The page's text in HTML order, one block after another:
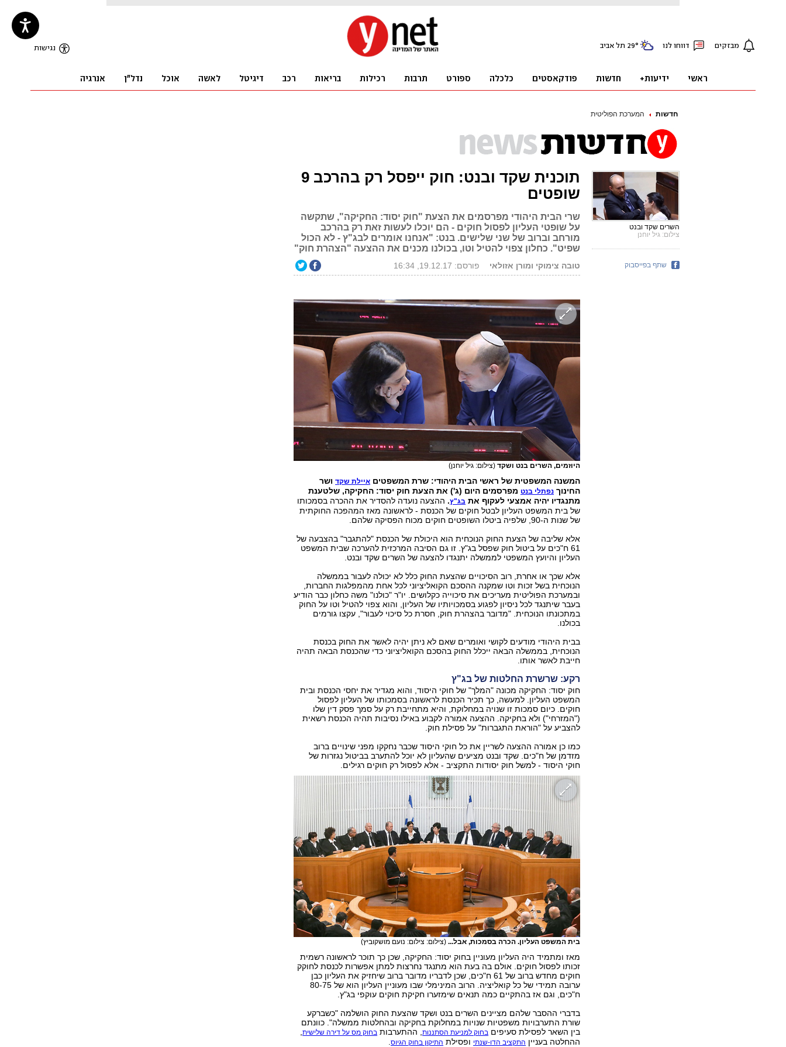
חדשות המערכת הפוליטית
תוכנית שקד ובנט: חוק ייפסל רק בהרכב 9
שופטים
שרי הבית היהודי מפרסמים את הצעת "חוק יסוד: החקיקה", שתקשה
על שופטי העליון לפסול חוקים - הם יוכלו לעשות זאת רק בהרכב
מורחב וברוב של שני שלישים. בנט: "אנחנו אומרים לבג"ץ - לא הכול
שפיט". כחלון צפוי להטיל וטו, בכולנו מכנים את ההצעה "הצהרת חוק"
טובה צימוקי ומורן אזולאי פורסם: 19.12.17, 16:34
היוזמים, השרים בנט ושקד (צילום: גיל יוחנן)
המשנה המשפטית של ראשי הבית היהודי: שרת המשפטים איילת שקדושר
החינוך נפתלי בנט מפרסמים היום (ג') את הצעת חוק יסוד: החקיקה, שלטענת
מתנגדיו יהיה אמצעי לעקוף את בג"ץ. ההצעה נועדה להסדיר את ההכרה בסמכותו
של בית המשפט העליון לבטל חוקים של הכנסת - לראשונה מאז המהפכה החוקתית
של שנות ה-90, שלפיה ביטלו השופטים חוקים מכוח הפסיקה שלהם.
אלא שליבה של הצעת החוק הנוכחית הוא היכולת של הכנסת "להתגבר" בהצבעה של
61 ח"כים על ביטול חוק שפסל בג"ץ. זו גם הסיבה המרכזית להערכה שבית המשפט
העליון והיועץ המשפטי לממשלה יתנגדו להצעה של השרים שקד ובנט.
אלא שכך או אחרת, רוב הסיכויים שהצעת החוק כלל לא יכולה לעבור בממשלה
הנוכחית בשל זכות וטו שמקנה ההסכם הקואליציוני לכל אחת מהמפלגות החברות,
ובמערכת הפוליטית מעריכים את סיכוייה כקלושים. יו"ר "כולנו" משה כחלון כבר הודיע
בעבר שיתנגד לכל ניסיון לפגוע בסמכויותיו של העליון, והוא צפוי להטיל וטו על החוק
במתכונתו הנוכחית. "מדובר בהצהרת חוק, חסרת כל סיכוי לעבור", עקצו גורמים
בכולנו.
בבית היהודי מודעים לקושי ואומרים שאם לא ניתן יהיה לאשר את החוק בכנסת
הנוכחית, בממשלה הבאה ייכלל החוק בהסכם הקואליציוני כדי שהכנסת הבאה תהיה
חייבת לאשר אותו.
רקע: שרשרת החלטות של בג"ץ
חוק יסוד: החקיקה מכונה "המלך" של חוקי היסוד, והוא מגדיר את יחסי הכנסת ובית
המשפט העליון. למעשה, כך תכיר הכנסת לראשונה בסמכותו של העליון לפסול
חוקים. כיום סמכות זו שנויה במחלוקת, והיא מתחייבת רק על סמך פסק דין שלו
("המזרחי") ולא בחקיקה. ההצעה אמורה לקבוע באילו נסיבות תהיה הכנסת רשאית
להצביע על "הוראת התגברות" על פסילת חוק.
כמו כן אמורה ההצעה לשריין את כל חוקי היסוד שכבר נחקקו מפני שינויים ברוב
מזדמן של ח"כים. שקד ובנט מציעים שהעליון לא יוכל להתערב בביטול נגזרות של
חוקי היסוד - למשל חוק יסודות התקציב - אלא לפסול רק חוקים רגילים.
בית המשפט העליון. הכרה בסמכות, אבל... (צילום: צילום: נועם מושקוביץ)
מאז ומתמיד היה העליון מעוניין בחוק יסוד: החקיקה, שכן כך תוכר לראשונה רשמית
זכותו לפסול חוקים. אולם בה בעת הוא מתנגד נחרצות למתן אפשרות לכנסת לחוקק
חוקים מחדש ברוב של 61 ח"כים, שכן לדבריו מדובר ברוב שיחזיק את העליון כבן
ערובה תמידי של כל קואליציה. הרוב המינימלי שבו מעוניין העליון הוא של 80-75
ח"כים, וגם אז בהתקיים כמה תנאים שימזערו חקיקת חוקים עוקפי בג"ץ.
בדברי ההסבר שלהם מציינים השרים בנט ושקד שהצעת החוק הושלמה "כשברקע
שורת התערבויות משפטיות שנויות במחלוקת בחקיקה ובהחלטות ממשלה". כוונתם
בין השאר לפסילת סעיפים בחוק למניעת הסתננות, ההתערבות בחוק מס על דירה שלישית,
ההחלטה בעניין התקציב הדו-שנתי ופסילת התיקון בחוק הגיוס.
השרים שקד ובנט
צילום: גיל יוחנן
שתף בפייסבוק